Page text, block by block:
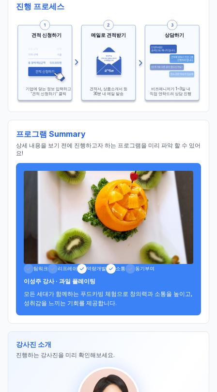
진행 프로세스
견적 신청하기
기업에 맞는 정보 입력하고
'견적 신청하기' 클릭
메일로 견적받기
견적서, 상품소개서 등
30분 내 메일 발송
상담하기
비즈매니저가 1~3일 내
직접 연락드려 상담 진행
프로그램 Summary
상세 내용을 보기 전에 진행하고자 하는 프로그램을 미리 파악 할 수 있어
요!
팀워크 리프레쉬 역량개발 소통 동기부여
이성주 강사 · 과일 플레이팅
모든 세대가 함께하는 푸드카빙 체험으로 창의력과 소통을 높이고,
성취감을 느끼는 기회를 제공합니다.
강사진 소개
진행하는 강사진을 미리 확인해보세요.